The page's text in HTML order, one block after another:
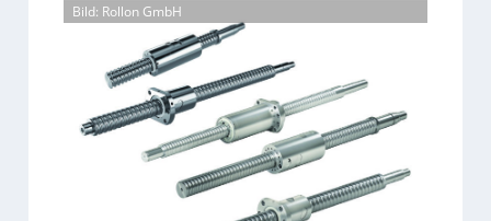
Bild: Rollon GmbH